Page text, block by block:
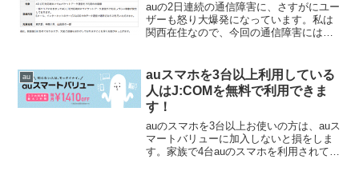
auの2日連続の通信障害に、さすがにユー
ザーも怒り大爆発になっています。私は
関西在住なので、今回の通信障害には直
がすむねん！！」って感じですね。MNP
が好調ってことはこ...
au
auスマホを3台以上利用している
人はJ:COMを無料で利用できま
す！
auのスマホを3台以上お使いの方は、auス
マートバリューに加入しないと損をしま
す。家族で4台auのスマホを利用されてい